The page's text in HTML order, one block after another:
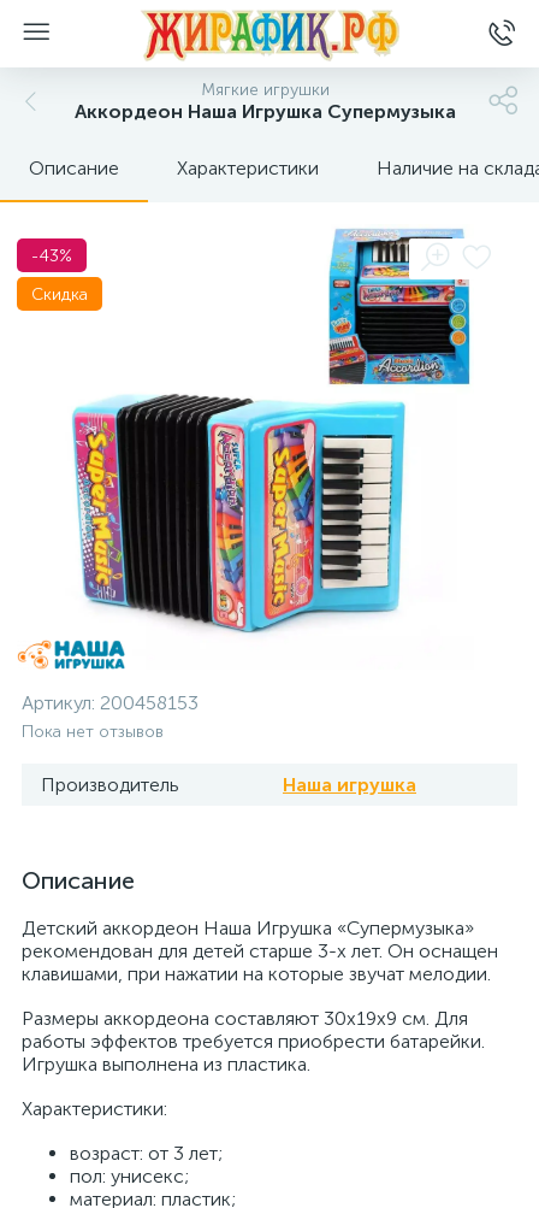
Мягкие игрушки
Аккордеон Наша Игрушка Супермузыка
Описание Характеристики Наличие на
-43%
Скидка
Артикул: 200458153
Пока нет отзывов
Производитель Наша игрушка
Описание
Детский аккордеон Наша Игрушка «Супермузыка»
рекомендован для детей старше 3-х лет. Он оснащен
клавишами, при нажатии на которые звучат мелодии.
Размеры аккордеона составляют 30х19х9 см. Для
работы эффектов требуется приобрести батарейки.
Игрушка выполнена из пластика.
Характеристики:
возраст: от 3 лет;
пол: унисекс;
материал: пластик;